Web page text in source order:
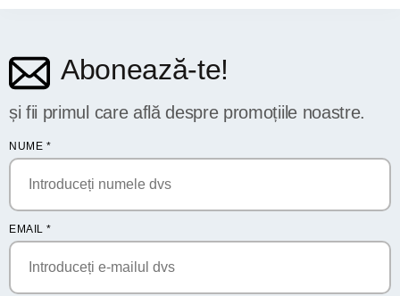
Abonează-te!
și fii primul care află despre promoțiile noastre.
NUME *
EMAIL *